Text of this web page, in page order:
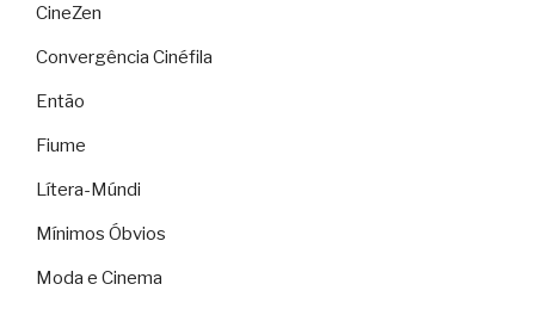
CineZen
Convergência Cinéfila
Então
Fiume
Lítera-Múndi
Mínimos Óbvios
Moda e Cinema